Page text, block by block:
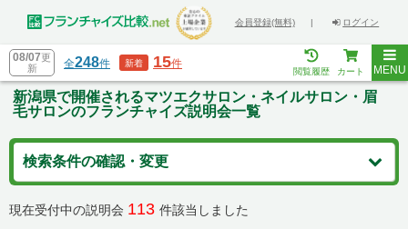
会員登録(無料) | ログイン
08/07更
新
全248件 新着 15件
閲覧履歴 カート MENU
新潟県で開催されるマツエクサロン・ネイルサロン・眉
毛サロンのフランチャイズ説明会一覧
検索条件の確認・変更
現在受付中の説明会 113 件該当しました